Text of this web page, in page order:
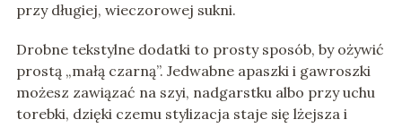
przy długiej, wieczorowej sukni.
Drobne tekstylne dodatki to prosty sposób, by ożywić
prostą „małą czarną”. Jedwabne apaszki i gawroszki
możesz zawiązać na szyi, nadgarstku albo przy uchu
torebki, dzięki czemu stylizacja staje się lżejsza i